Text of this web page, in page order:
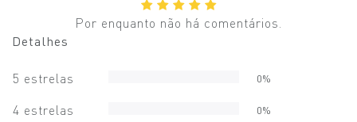
Por enquanto não há comentários.
Detalhes
5 estrelas 0%
4 estrelas 0%